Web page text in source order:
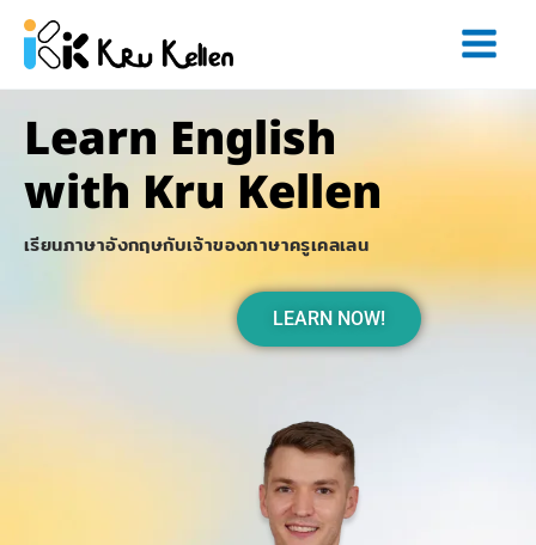
Skip
content
Learn English
with Kru Kellen
เรียนภาษาอังกฤษกับเจ้าของภาษาครูเคลเลน
LEARN NOW!